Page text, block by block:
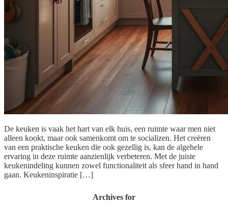
De keuken is vaak het hart van elk huis, een ruimte waar men niet
alleen kookt, maar ook samenkomt om te socializen. Het creëren
van een praktische keuken die ook gezellig is, kan de algehele
ervaring in deze ruimte aanzienlijk verbeteren. Met de juiste
keukenindeling kunnen zowel functionaliteit als sfeer hand in hand
gaan. Keukeninspiratie […]
Archives for